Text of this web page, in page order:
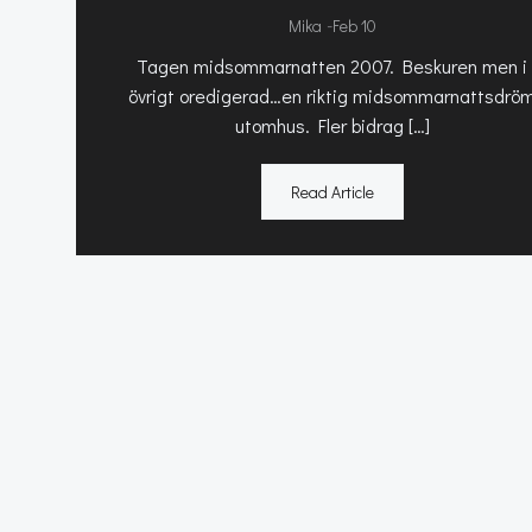
Mika -Feb 10
Tagen midsommarnatten 2007. Beskuren men i
övrigt oredigerad…en riktig
utomhus. Fler bidrag […]
Read Article